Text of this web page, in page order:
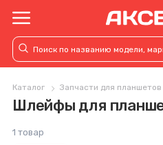
Каталог Запчасти для планшетов
Шлейфы для
1 товар